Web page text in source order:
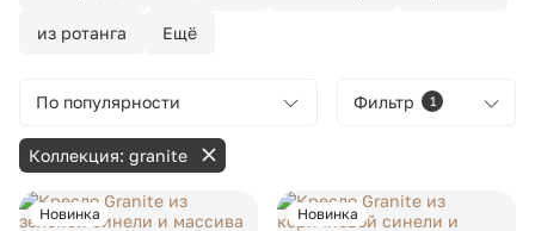
из ротанга Ещё
Фильтр 1
По популярности
Коллекция: granite
Новинка Новинка